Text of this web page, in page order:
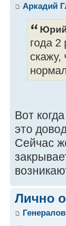
Аркадий
Юрий
года 2
скажу,
Вот
это
Сейчас
Лично